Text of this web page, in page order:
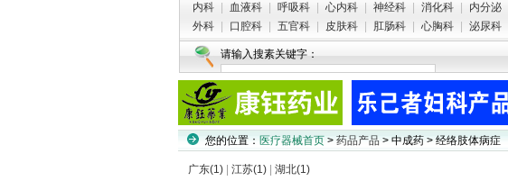
内科 血液科 呼吸科 心内科 神经科 消化科 内分泌
外科
口腔科 五官科 皮肤科 肛肠科 心胸科 泌尿科
请输入搜素关键字：
您的位置： 医疗器械首页 > 药品产品 > 中成药 > 经络肢体病症
广东(1) 江苏(1) 湖北(1)